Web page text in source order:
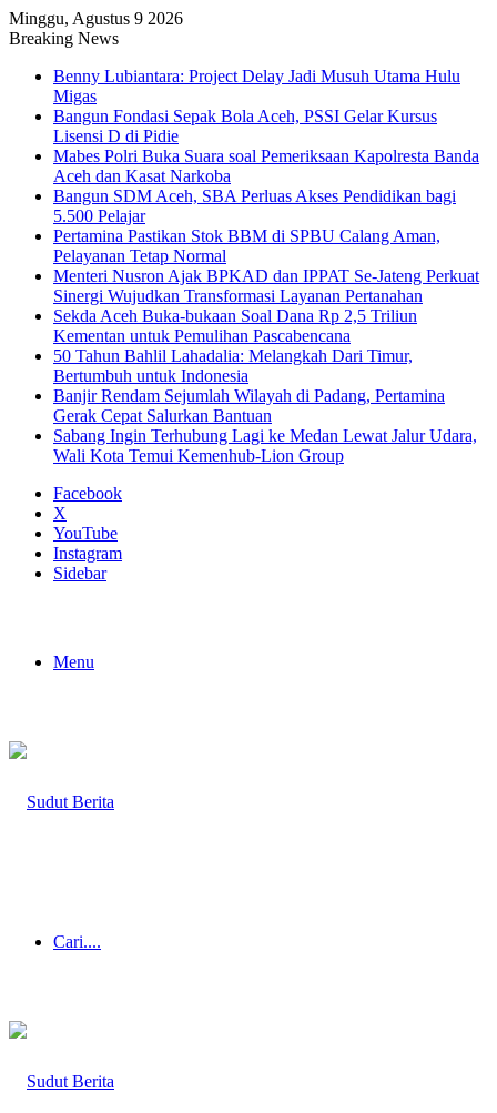
Minggu, Agustus 9 2026
Breaking News
Benny Lubiantara: Project Delay Jadi Musuh Utama Hulu
Migas
Bangun Fondasi Sepak Bola Aceh, PSSI Gelar Kursus
Lisensi D di Pidie
Mabes Polri Buka Suara soal Pemeriksaan Kapolresta Banda
Aceh dan Kasat Narkoba
Bangun SDM Aceh, SBA Perluas Akses Pendidikan bagi
5.500 Pelajar
Pertamina Pastikan Stok BBM di SPBU Calang Aman,
Pelayanan Tetap Normal
Menteri Nusron Ajak BPKAD dan IPPAT Se-Jateng Perkuat
Sinergi Wujudkan Transformasi Layanan Pertanahan
Sekda Aceh Buka-bukaan Soal Dana Rp 2,5 Triliun
Kementan untuk Pemulihan Pascabencana
50 Tahun Bahlil Lahadalia: Melangkah Dari Timur,
Bertumbuh untuk Indonesia
Banjir Rendam Sejumlah Wilayah di Padang, Pertamina
Gerak Cepat Salurkan Bantuan
Sabang Ingin Terhubung Lagi ke Medan Lewat Jalur Udara,
Wali Kota Temui Kemenhub-Lion Group
Facebook
X
YouTube
Instagram
Sidebar
Menu
Cari....